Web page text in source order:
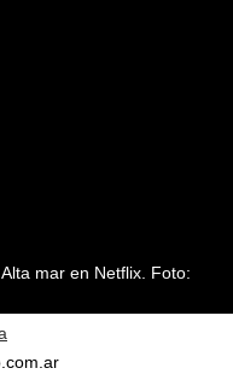
mar en Netflix. Foto: